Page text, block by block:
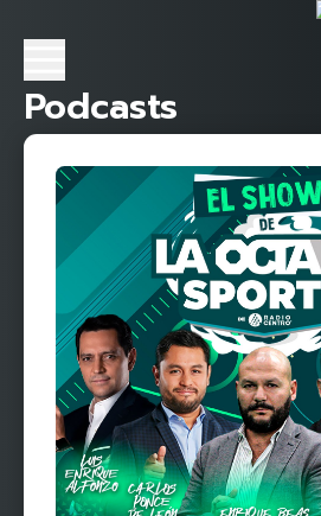
Podcasts